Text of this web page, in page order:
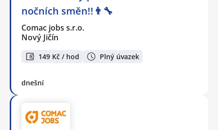
nočních směn!!👨‍🔧
Comac jobs s.r.o.
Nový Jičín
149 Kč / hod Plný úvazek
dnešní